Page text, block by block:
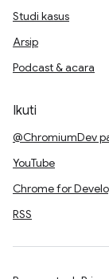
Studi kasus
Arsip
Podcast & acara
Ikuti
@ChromiumDev
YouTube
Chrome for
RSS